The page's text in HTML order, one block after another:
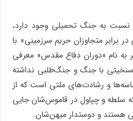
نسبت به جنگ تحمیلی وجود دارد،
برابر متجاوزان حریم سرزمینی» با
به نام «دوران دفاع مقدس» معرفی
با جنگ و جنگ‌طلبی نداشته
و رشادت‌های ملتی است که از
که سلطه و چپاول در قاموس‌شان جایی
هستند و دوستدار میهن‌شان.